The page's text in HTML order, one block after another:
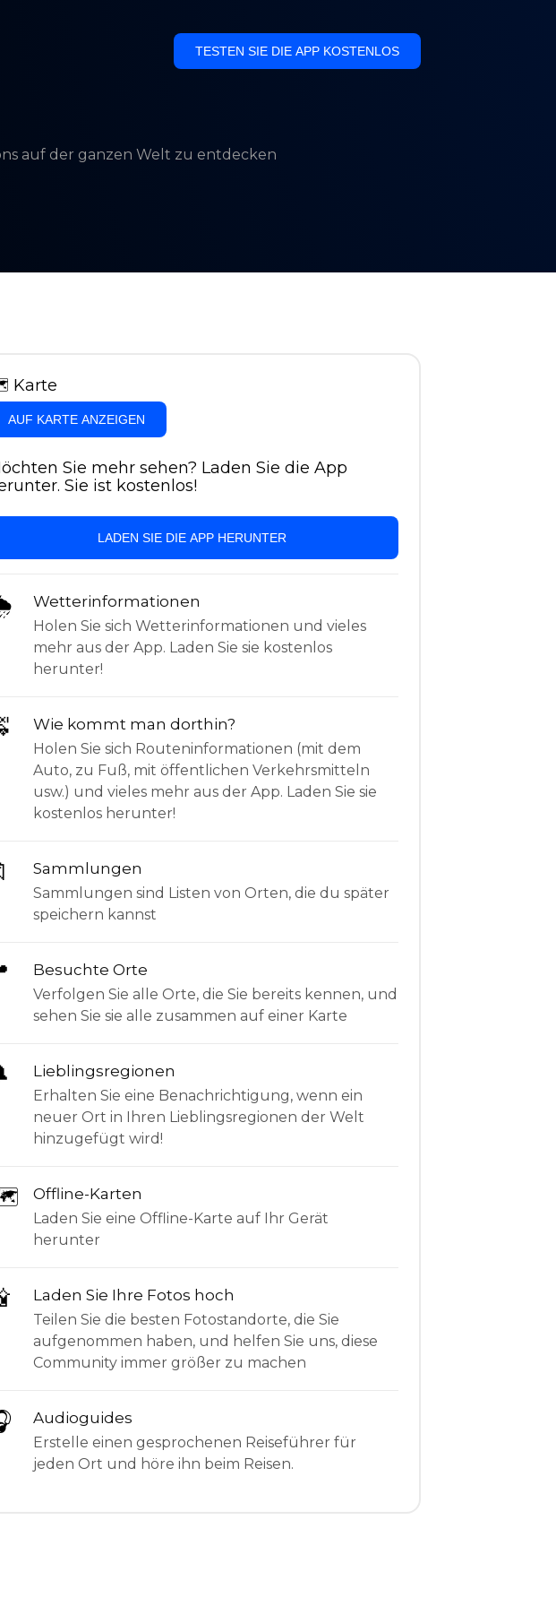
TESTEN SIE DIE APP KOSTENLOS
auf der ganzen Welt zu entdecken
Karte
AUF KARTE ANZEIGEN
Sie mehr sehen? Laden Sie die App
Sie ist kostenlos!
LADEN SIE DIE APP HERUNTER
Wetterinformationen
Holen Sie sich Wetterinformationen und vieles
mehr aus der App. Laden Sie sie kostenlos
herunter!
Wie kommt man dorthin?
Holen Sie sich Routeninformationen (mit dem
Auto, zu Fuß, mit öffentlichen Verkehrsmitteln
usw.) und vieles mehr aus der App. Laden Sie sie
kostenlos herunter!
Sammlungen
Sammlungen sind Listen von Orten, die du später
speichern kannst
Besuchte Orte
Verfolgen Sie alle Orte, die Sie bereits kennen, und
sehen Sie sie alle zusammen auf einer Karte
Lieblingsregionen
Erhalten Sie eine Benachrichtigung, wenn ein
neuer Ort in Ihren Lieblingsregionen der Welt
hinzugefügt wird!
Offline-Karten
Laden Sie eine Offline-Karte auf Ihr Gerät
herunter
Laden Sie Ihre Fotos hoch
Teilen Sie die besten Fotostandorte, die Sie
aufgenommen haben, und helfen Sie uns, diese
Community immer größer zu machen
Audioguides
Erstelle einen gesprochenen Reiseführer für
jeden Ort und höre ihn beim Reisen.